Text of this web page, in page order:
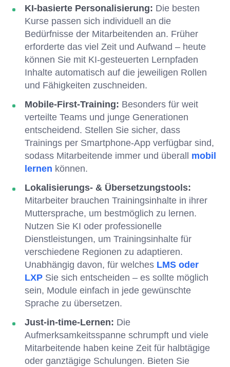
KI-basierte Personalisierung: Die besten
Kurse passen sich individuell an die
Bedürfnisse der Mitarbeitenden an. Früher
erforderte das viel Zeit und Aufwand – heute
können Sie mit KI-gesteuerten Lernpfaden
Inhalte automatisch auf die jeweiligen Rollen
und Fähigkeiten zuschneiden.
Mobile-First-Training: Besonders für weit
verteilte Teams und junge Generationen
entscheidend. Stellen Sie sicher, dass
Trainings per Smartphone-App verfügbar sind,
sodass Mitarbeitende immer und überall mobil
lernen können.
Lokalisierungs- & Übersetzungstools:
Mitarbeiter brauchen Trainingsinhalte in ihrer
Muttersprache, um bestmöglich zu lernen.
Nutzen Sie KI oder professionelle
Dienstleistungen, um Trainingsinhalte für
verschiedene Regionen zu adaptieren.
Unabhängig davon, für welches LMS oder
LXP Sie sich entscheiden – es sollte möglich
sein, Module einfach in jede gewünschte
Sprache zu übersetzen.
Just-in-time-Lernen: Die
Aufmerksamkeitsspanne schrumpft und viele
Mitarbeitende haben keine Zeit für halbtägige
oder ganztägige Schulungen. Bieten Sie